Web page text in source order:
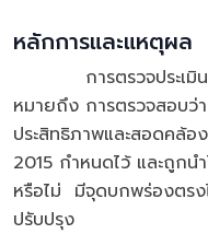
หลักการและแหตุผล
การตรวจประเมินภ
หมายถึง การตรวจสอบว่
ประสิทธิภาพและสอดคล้
2015 กำหนดไว้ และถูกน
หรือไม่ มีจุดบกพร่องตรง
ปรับปรุง